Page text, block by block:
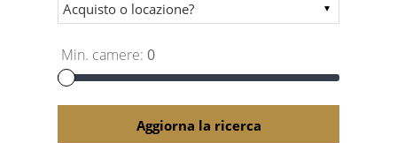
Min. camere: 0
Aggiorna la ricerca